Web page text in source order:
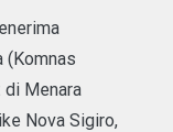
(Komnas
Menara
Nova Sigiro,